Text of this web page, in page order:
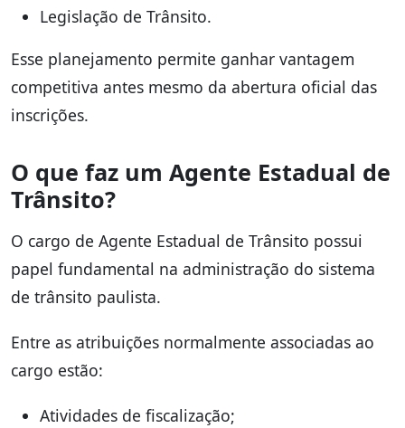
Legislação de Trânsito.
Esse planejamento permite ganhar vantagem
competitiva antes mesmo da abertura oficial das
inscrições.
O que faz um Agente Estadual de
Trânsito?
O cargo de Agente Estadual de Trânsito possui
papel fundamental na administração do sistema
de trânsito paulista.
Entre as atribuições normalmente associadas ao
cargo estão:
Atividades de fiscalização;